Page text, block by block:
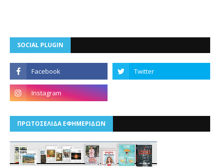
SOCIAL PLUGIN
ΠΡΩΤΟΣΕΛΙΔΑ ΕΦΗΜΕΡΙΔΩΝ